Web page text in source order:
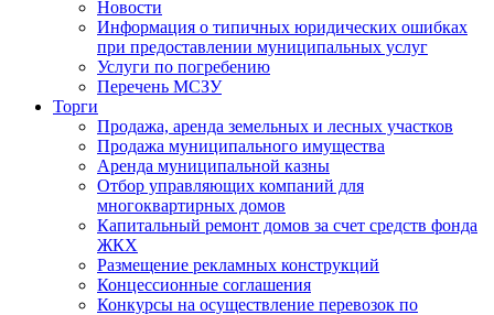
Новости
Информация о типичных юридических ошибках
при предоставлении муниципальных услуг
Услуги по погребению
Перечень МСЗУ
Торги
Продажа, аренда земельных и лесных участков
Продажа муниципального имущества
Аренда муниципальной казны
Отбор управляющих компаний для
многоквартирных домов
Капитальный ремонт домов за счет средств фонда
ЖКХ
Размещение рекламных конструкций
Концессионные соглашения
Конкурсы на осуществление перевозок по